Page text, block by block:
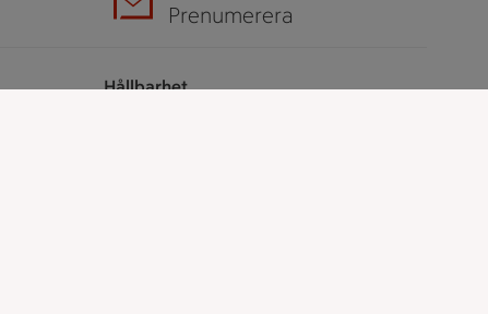
Prenumerera
Hållbarhet